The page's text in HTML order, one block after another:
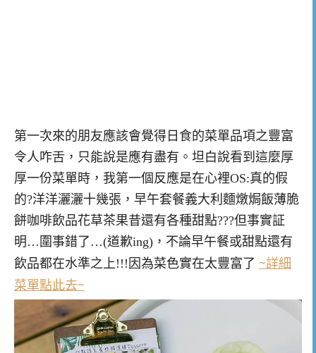
第一次來的朋友應該會覺得日食的菜單品項之豐富
令人咋舌，只能說是應有盡有。坦白說看到這麼厚
厚一份菜單時，我第一個反應是在心裡OS:真的假
的?洋洋灑灑十幾張，早午套餐義大利麵燉焗飯薄脆
餅咖啡飲品花草茶果昔還有各種甜點???但事實証
明…圍事錯了…(道歉ing)，不論早午餐或甜點還有
飲品都在水準之上!!!因為菜色實在太豐富了 ~詳細
菜單點此去~